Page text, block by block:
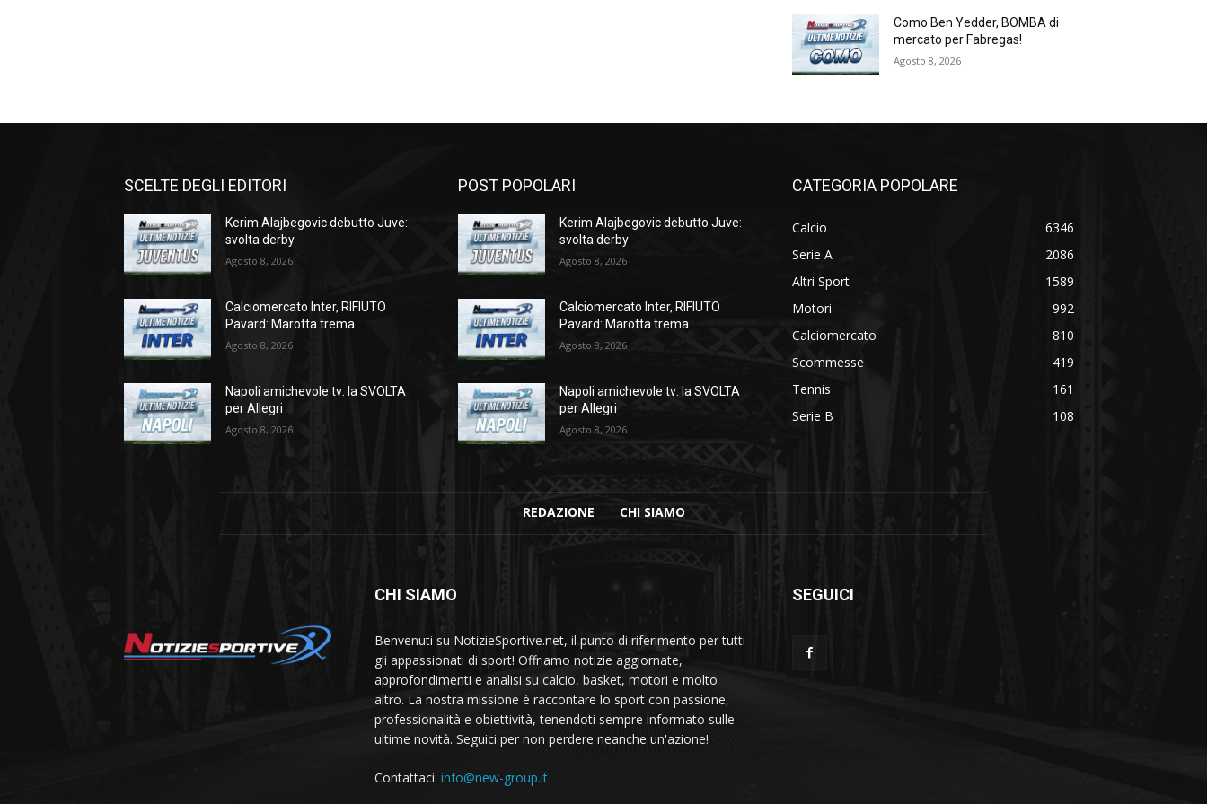
Como Ben Yedder, BOMBA di
mercato per Fabregas!
Agosto 8, 2026
SCELTE DEGLI EDITORI
Kerim Alajbegovic debutto Juve:
svolta derby
Agosto 8, 2026
Calciomercato Inter, RIFIUTO
Pavard: Marotta trema
Agosto 8, 2026
Napoli amichevole tv: la SVOLTA
per Allegri
Agosto 8, 2026
POST POPOLARI
Kerim Alajbegovic debutto Juve:
svolta derby
Agosto 8, 2026
Calciomercato Inter, RIFIUTO
Pavard: Marotta trema
Agosto 8, 2026
Napoli amichevole tv: la SVOLTA
per Allegri
Agosto 8, 2026
CATEGORIA POPOLARE
Calcio
6346
Serie A
2086
Altri Sport
1589
Motori
992
Calciomercato
810
Scommesse
419
Tennis
161
Serie B
108
REDAZIONE CHI SIAMO
CHI SIAMO
Benvenuti su NotizieSportive.net, il punto di riferimento per tutti
gli appassionati di sport! Offriamo notizie aggiornate,
approfondimenti e analisi su calcio, basket, motori e molto
altro. La nostra missione è raccontare lo sport con passione,
professionalità e obiettività, tenendoti sempre informato sulle
ultime novità. Seguici per non perdere neanche un'azione!
Contattaci: info@new-group.it
SEGUICI